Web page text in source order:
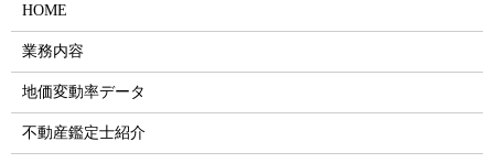
HOME
業務内容
地価変動率データ
不動産鑑定士紹介